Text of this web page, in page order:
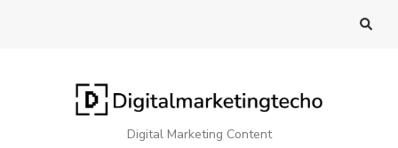
Digital Marketing Content